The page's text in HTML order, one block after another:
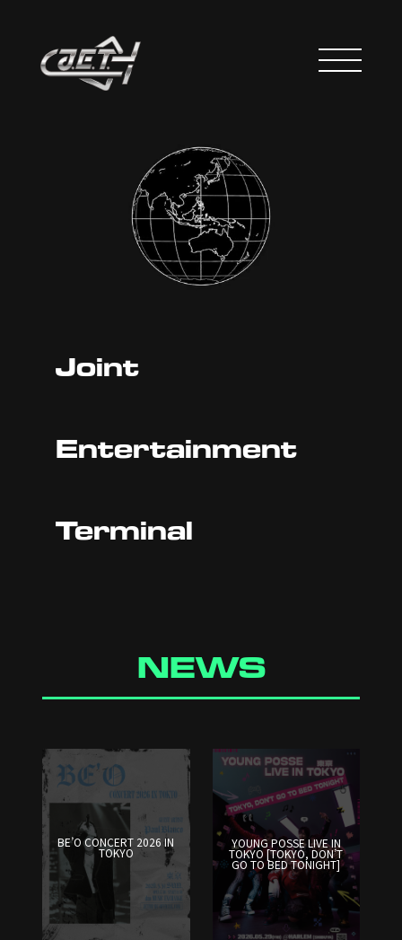
Joint
Entertainment
Terminal
NEWS
BE’O CONCERT 2026 IN
TOKYO
YOUNG POSSE LIVE IN
TOKYO [TOKYO, DON’T
GO TO BED TONIGHT]